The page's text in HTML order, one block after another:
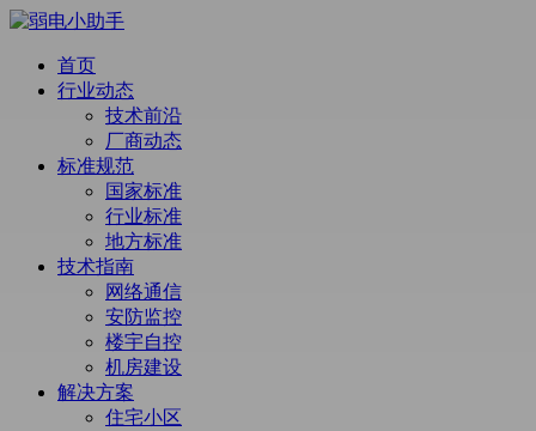
首页
行业动态
技术前沿
厂商动态
标准规范
国家标准
行业标准
地方标准
技术指南
网络通信
安防监控
楼宇自控
机房建设
解决方案
住宅小区